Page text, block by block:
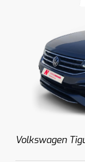
Volkswagen